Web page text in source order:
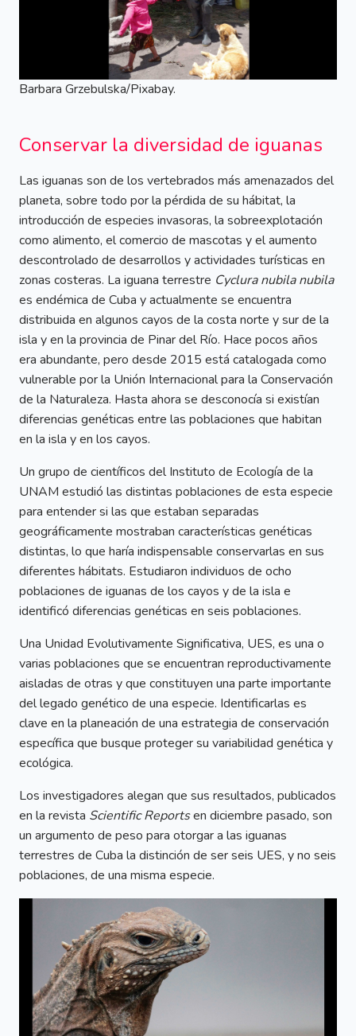
Barbara Grzebulska/Pixabay.
Conservar la diversidad de iguanas
Las iguanas son de los vertebrados más amenazados del
planeta, sobre todo por la pérdida de su hábitat, la
introducción de especies invasoras, la sobreexplotación
como alimento, el comercio de mascotas y el aumento
descontrolado de desarrollos y actividades turísticas en
zonas costeras. La iguana terrestre Cyclura nubila nubila
es endémica de Cuba y actualmente se encuentra
distribuida en algunos cayos de la costa norte y sur de la
isla y en la provincia de Pinar del Río. Hace pocos años
era abundante, pero desde 2015 está catalogada como
vulnerable por la Unión Internacional para la Conservación
de la Naturaleza. Hasta ahora se desconocía si existían
diferencias genéticas entre las poblaciones que habitan
en la isla y en los cayos.
Un grupo de científicos del Instituto de Ecología de la
UNAM estudió las distintas poblaciones de esta especie
para entender si las que estaban separadas
geográficamente mostraban características genéticas
distintas, lo que haría indispensable conservarlas en sus
diferentes hábitats. Estudiaron individuos de ocho
poblaciones de iguanas de los cayos y de la isla e
identificó diferencias genéticas en seis poblaciones.
Una Unidad Evolutivamente Significativa, UES, es una o
varias poblaciones que se encuentran reproductivamente
aisladas de otras y que constituyen una parte importante
del legado genético de una especie. Identificarlas es
clave en la planeación de una estrategia de conservación
específica que busque proteger su variabilidad genética y
ecológica.
Los investigadores alegan que sus resultados, publicados
en la revista Scientific Reportsen diciembre pasado, son
un argumento de peso para otorgar a las iguanas
terrestres de Cuba la distinción de ser seis UES, y no seis
poblaciones, de una misma especie.